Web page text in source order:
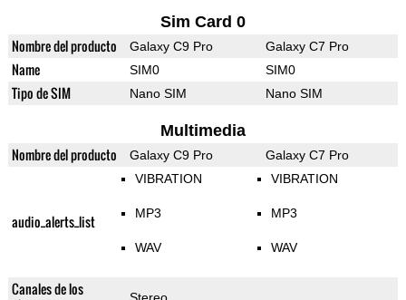
Sim Card 0
Nombre del producto Galaxy C9 Pro Galaxy C7 Pro
Name SIM0 SIM0
Tipo de SIM Nano SIM Nano SIM
Multimedia
Nombre del producto Galaxy C9 Pro Galaxy C7 Pro
audio_alerts_list
VIBRATION
MP3
WAV
VIBRATION
MP3
WAV
Canales de los